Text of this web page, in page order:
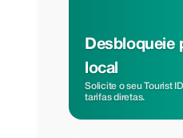
Desbloqueie
local
Solicite o seu Tourist
tarifas diretas.